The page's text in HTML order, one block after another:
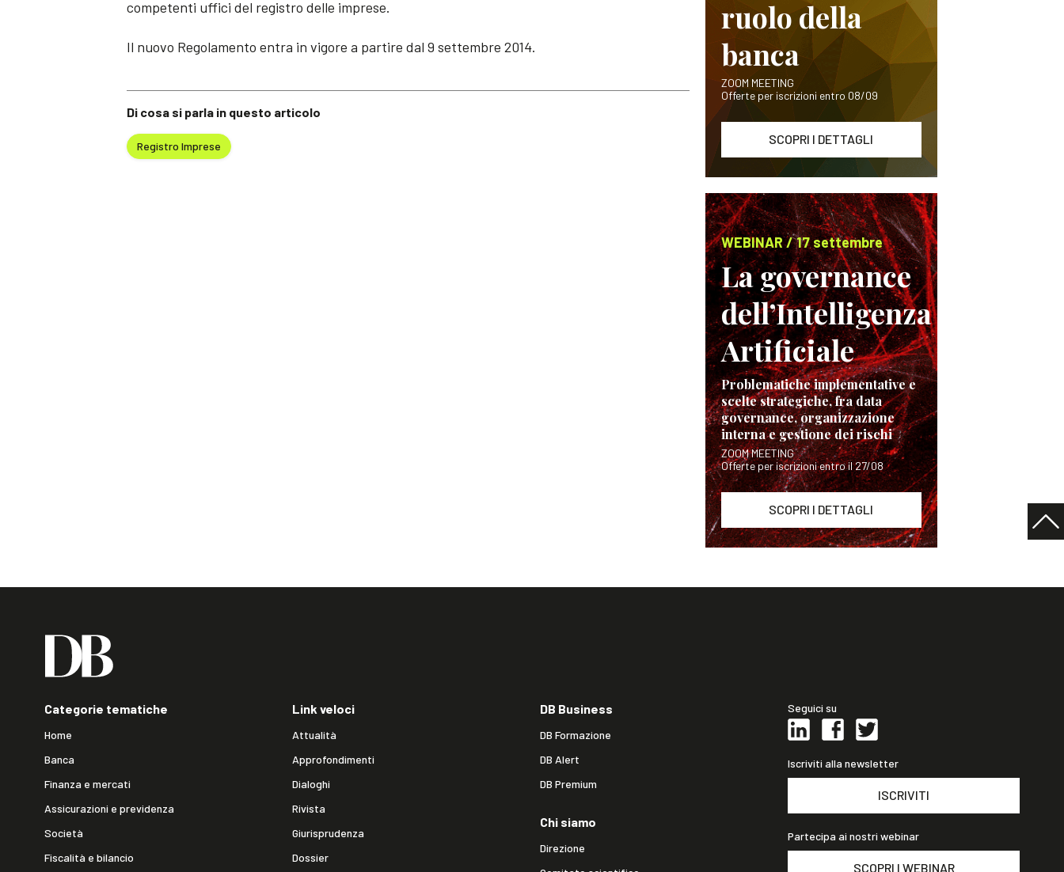
Di cosa si parla in questo articolo
Registro Imprese
competenti uffici del registro delle imprese.
Il nuovo Regolamento entra in vigore a partire dal 9 settembre 2014.
ruolo della
banca
ZOOM MEETING
Offerte per iscrizioni entro 08/09
SCOPRI I DETTAGLI
WEBINAR / 17 settembre
La governance
dell’Intelligenza
Artificiale
Problematiche implementative e
scelte strategiche, fra data
governance, organizzazione
interna e gestione dei rischi
ZOOM MEETING
Offerte per iscrizioni entro il 27/08
SCOPRI I DETTAGLI
Categorie tematiche
Home
Banca
Finanza e mercati
Assicurazioni e previdenza
Società
Fiscalità e bilancio
Link veloci
Attualità
Approfondimenti
Dialoghi
Rivista
Giurisprudenza
Dossier
DB Business
DB Formazione
DB Alert
DB Premium
Chi siamo
Direzione
Seguici su
Iscriviti alla newsletter
ISCRIVITI
Partecipa ai nostri webinar
SCOPRI I WEBINAR